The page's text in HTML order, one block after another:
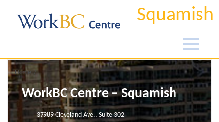
Squamish
Home
WorkBC Centre – Squamish
37989 Cleveland Ave., Suite 302